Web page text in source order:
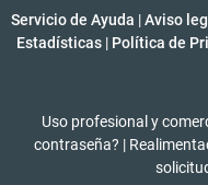
Servicio de Ayuda |Aviso
Estadísticas | Política de
Uso profesional y
contraseña? |